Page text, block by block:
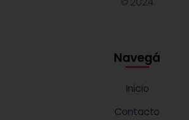
Navegá
Inicio
Contacto